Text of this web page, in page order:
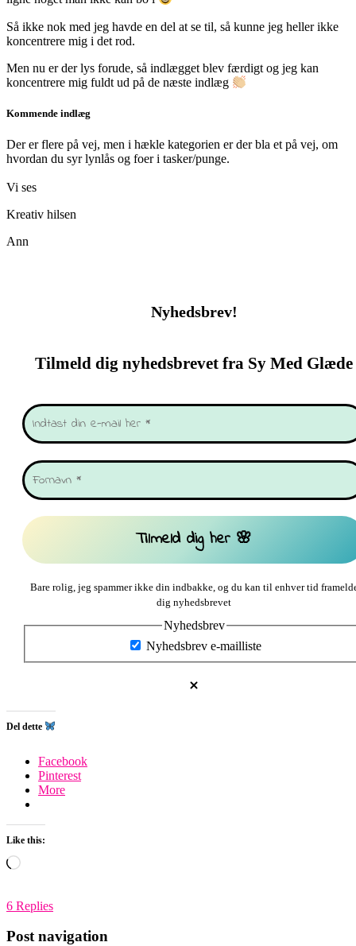
Så ikke nok med jeg havde en del at se til, så kunne jeg heller ikke
koncentrere mig i det rod.
Men nu er der lys forude, så indlægget blev færdigt og jeg kan
koncentrere mig fuldt ud på de næste indlæg
Kommende indlæg
Der er flere på vej, men i hækle kategorien er der bla et på vej, om
hvordan du syr lynlås og foer i tasker/punge.
Vi ses
Kreativ hilsen
Ann
Nyhedsbrev!
Tilmeld dig nyhedsbrevet fra Sy Med Glæde
Bare rolig, jeg spammer ikke din indbakke, og du kan til enhver tid
dig nyhedsbrevet
Nyhedsbrev
Nyhedsbrev e-mailliste
Del dette
Facebook
Pinterest
More
Like this:
Loading…
6 Replies
Post navigation